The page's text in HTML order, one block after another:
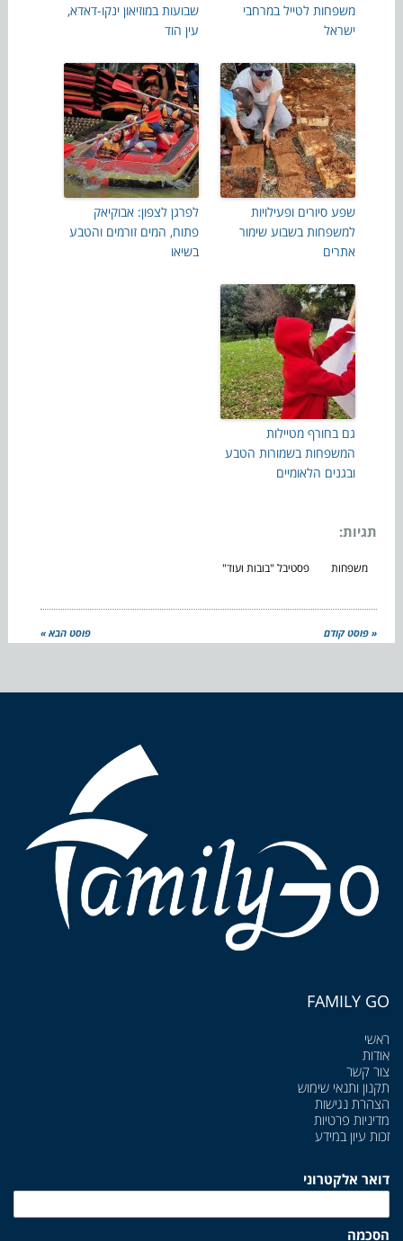
משפחות לטייל במרחבי
ישראל
שבועות במוזיאון ינקו-דאדא,
עין הוד
שפע סיורים ופעילויות
למשפחות בשבוע שימור
אתרים
לפרגן לצפון: אבוקיאק
פתוח, המים זורמים והטבע
בשיאו
גם בחורף מטיילות
המשפחות בשמורות הטבע
ובגנים הלאומיים
תגיות:
משפחות פסטיבל "בובות ועוד"
« פוסט קודם פוסט הבא »
FAMILY GO
ראשי
אודות
צור קשר
תקנון ותנאי שימוש
הצהרת נגישות
מדיניות פרטיות
זכות עיון במידע
דואר אלקטרוני
הסכמה